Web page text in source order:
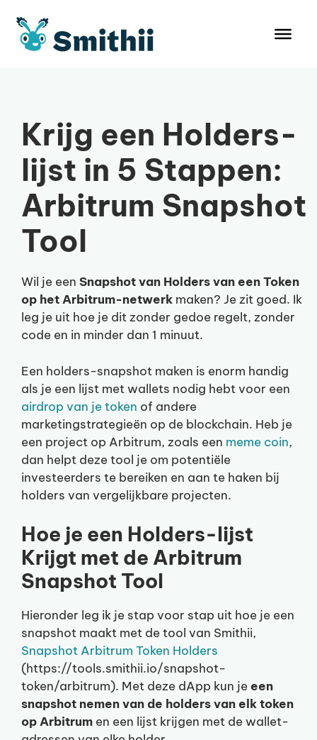
naar
Krijg een Holders-
lijst in 5 Stappen:
Arbitrum Snapshot
Tool
Wil je een Snapshot van Holders van een Token
op het Arbitrum-netwerk maken? Je zit goed. Ik
leg je uit hoe je dit zonder gedoe regelt, zonder
code en in minder dan 1 minuut.
Een holders-snapshot maken is enorm handig
als je een lijst met wallets nodig hebt voor een
airdrop van je token of andere
marketingstrategieën op de blockchain. Heb je
een project op Arbitrum, zoals een meme coin,
dan helpt deze tool je om potentiële
investeerders te bereiken en aan te haken bij
holders van vergelijkbare projecten.
Hoe je een Holders-lijst
Krijgt met de Arbitrum
Snapshot Tool
Hieronder leg ik je stap voor stap uit hoe je een
snapshot maakt met de tool van Smithii,
Snapshot Arbitrum Token Holders
(https://tools.smithii.io/snapshot-
token/arbitrum). Met deze dApp kun jeeen
snapshot nemen van de holders van elk token
op Arbitrum en een lijst krijgen met de wallet-